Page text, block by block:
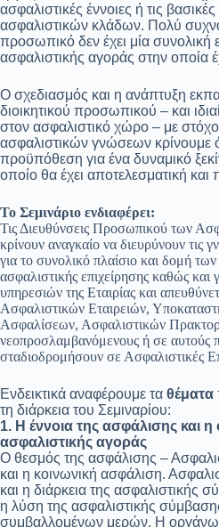
ασφαλιστικές έννοιες ή τις
ασφαλιστικών κλάδων. Πολύ συχνά
προσωπικό δεν έχει μία συνολική
ασφαλιστικής αγοράς στην οποία
Ο σχεδιασμός και η ανάπτυξη
διοικητικού προσωπικού – και
στον ασφαλιστικό χώρο – με
ασφαλιστικών γνώσεων κρίνουμε
προϋπόθεση για ένα δυναμικό
οποίο θα έχει αποτελεσματική
Το Σεμινάριο ενδιαφέρει:
Τις Διευθύνσεις Προσωπικού των
κρίνουν αναγκαίο να διευρύνουν τις
για το συνολικό πλαίσιο και δομή
ασφαλιστικής επιχείρησης καθώς
υπηρεσιών της Εταιρίας και
Ασφαλιστικών Εταιρειών,
Ασφαλίσεων, Ασφαλιστικών
νεοπροσλαμβανόμενους ή σε αυτούς
σταδιοδρομήσουν σε Ασφαλιστικές
Ενδεικτικά αναφέρουμε τα θέματα
τη διάρκεια του Σεμιναρίου:
1. Η έννοια της ασφάλισης και
ασφαλιστικής αγοράς
O θεσμός της ασφάλισης –
και η κοινωνική ασφάλιση.
και η διάρκεια της ασφαλιστικής
η λύση της ασφαλιστικής
συμβαλλομένων μερών. Η